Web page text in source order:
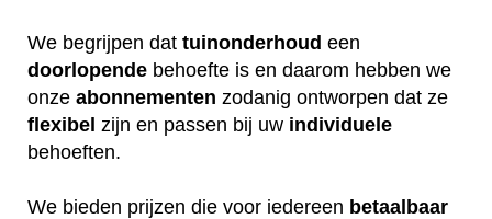
We begrijpen dat tuinonderhoud een
doorlopende behoefte is en daarom hebben we
onze abonnementen zodanig ontworpen dat ze
flexibel zijn en passen bij uw individuele
behoeften.
We bieden prijzen die voor iedereen betaalbaar